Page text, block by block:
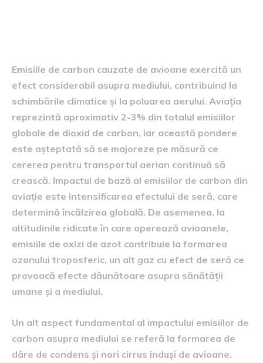
Emisiile de carbon cauzate de avioane exercită un
efect considerabil asupra mediului, contribuind la
schimbările climatice și la poluarea aerului. Aviația
reprezintă aproximativ 2-3% din totalul emisiilor
globale de dioxid de carbon, iar această pondere
este așteptată să se majoreze pe măsură ce
cererea pentru transportul aerian continuă să
crească. Impactul de bază al emisiilor de carbon din
aviație este intensificarea efectului de seră, care
determină încălzirea globală. De asemenea, la
altitudinile ridicate în care operează avioanele,
emisiile de oxizi de azot contribuie la formarea
ozonului troposferic, un alt gaz cu efect de seră ce
provoacă efecte dăunătoare asupra sănătății
umane și a mediului.
Un alt aspect fundamental al impactului emisiilor de
carbon asupra mediului se referă la formarea de
dâre de condens și nori cirrus induși de avioane.